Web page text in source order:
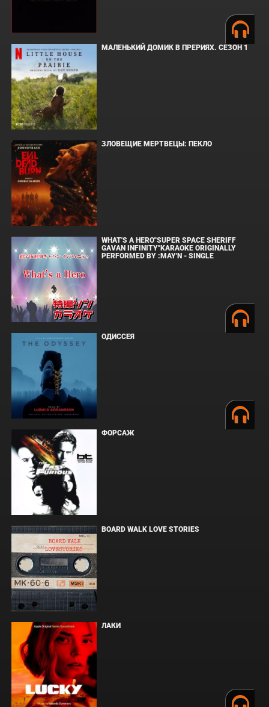
МАЛЕНЬКИЙ ДОМИК В ПРЕРИЯХ. СЕЗОН 1
ЗЛОВЕЩИЕ МЕРТВЕЦЫ: ПЕКЛО
WHAT'S A HERO"SUPER SPACE SHERIFF
GAVAN INFINITY"KARAOKE ORIGINALLY
PERFORMED BY :MAY'N - SINGLE
ОДИССЕЯ
ФОРСАЖ
BOARD WALK LOVE STORIES
ЛАКИ